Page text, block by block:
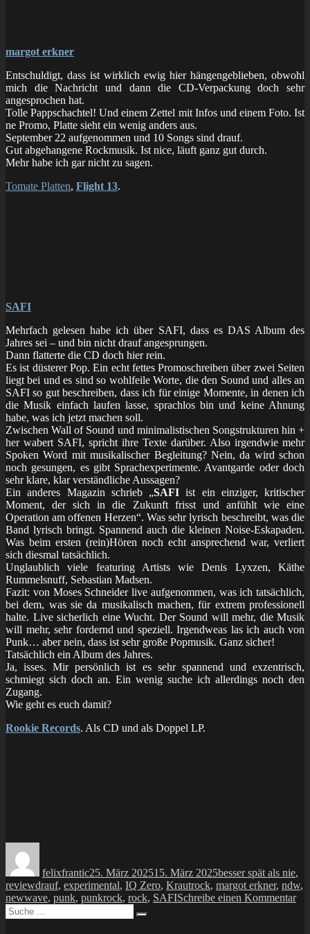
margot erkner
Entschuldigt, dass ist wirklich ewig hier hängengeblieben, obwohl
mich die Nachricht und dann die CD-Verpackung doch sehr
angesprochen hat.
Tolle Pappschachtel! Und einem Zettel mit Infos und einem Foto. Ist
ne Promo, Platte sieht ein wenig anders aus.
September 22 aufgenommen und 10 Songs sind drauf.
Gut abgehangene Rockmusik. Ist nice, läuft ganz gut durch.
Mehr habe ich gar nicht zu sagen.
Tomate Platten, Flight 13.
SAFI
Mehrfach gelesen habe ich über SAFI, dass es DAS Album des
Jahres sei – und bin nicht drauf angesprungen.
Dann flatterte die CD doch hier rein.
Es ist düsterer Pop. Ein echt fettes Promoschreiben über zwei Seiten
liegt bei und es sind so wohlfeile Worte, die den Sound und alles an
SAFI so gut beschreiben, dass ich für einige Momente, in denen ich
die Musik einfach laufen lasse, sprachlos bin und keine Ahnung
habe, was ich jetzt machen soll.
Zwischen Wall of Sound und minimalistischen Songstrukturen hin +
her wabert SAFI, spricht ihre Texte darüber. Also irgendwie mehr
Spoken Word mit musikalischer Begleitung? Nein, da wird schon
noch gesungen, es gibt Sprachexperimente. Avantgarde oder doch
sehr klare, klar verständliche Aussagen?
Ein anderes Magazin schrieb „SAFI ist ein einziger, kritischer
Moment, der sich in die Zukunft frisst und anfühlt wie eine
Operation am offenen Herzen“. Was sehr lyrisch beschreibt, was die
Band lyrisch bringt. Spannend auch die kleinen Noise-Eskapaden.
Was beim ersten (rein)Hören noch echt ansprechend war, verliert
sich diesmal tatsächlich.
Unglaublich viele featuring Artists wie Denis Lyxzen, Käthe
Rummelsnuff, Sebastian Madsen.
Fazit: von Moses Schneider live aufgenommen, was ich tatsächlich,
bei dem, was sie da musikalisch machen, für extrem professionell
halte. Live sicherlich eine Wucht. Der Sound will mehr, die Musik
will mehr, sehr fordernd und speziell. Irgendweas las ich auch von
Punk… aber nein, dass ist sehr große Popmusik. Ganz sicher!
Tatsächlich ein Album des Jahres.
Ja, isses. Mir persönlich ist es sehr spannend und exzentrisch,
schmiegt sich doch an. Ein wenig suche ich allerdings noch den
Zugang.
Wie geht es euch damit?
Rookie Records. Als CD und als Doppel LP.
felixfrantic25. März 202515. März 2025besser spät als nie,
reviewSchlagwörter
drauf, experimental, IQ Zero, Krautrock, margot erkner, ndw,
newwave, punk, punkrock, rock, SAFISchreibe einen Kommentarzu
Suche
nach: